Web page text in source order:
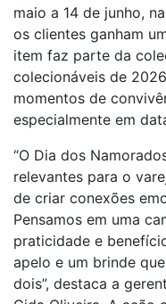
maio a 14 de junho,
os clientes ganham
item faz parte da
colecionáveis de
momentos de
especialmente em
“O Dia dos
relevantes para o
de criar conexões
Pensamos em uma
praticidade e
apelo e um brinde
dois”, destaca a